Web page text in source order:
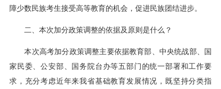
障少数民族考生接受高等教育的机会，促进民族团结进步。
二、本次加分政策调整的依据及原则是什么？
本次高考加分政策调整主要依据教育部、中央统战部、国
家民委、公安部、国务院台办等五部门的统一部署和工作要
求，充分考虑近年来我省基础教育发展情况，既坚持分类指